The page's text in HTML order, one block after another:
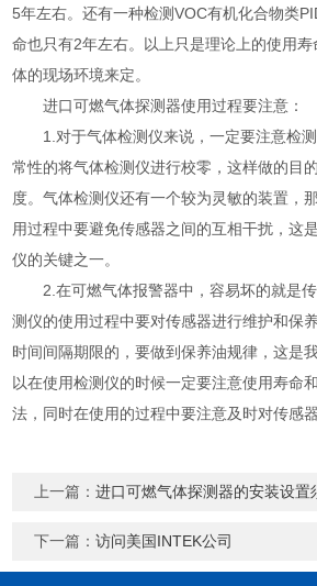
5年左右。还有一种检测VOC有机化合物类
命也只有2年左右。以上只是理论上的使用
体的现场环境来定。
进口可燃气体探测器使用过程要注意：
1.对于气体检测仪来说，一定要注意检测
常性的将气体检测仪进行校零，这样做的目
度。气体检测仪还有一个较为灵敏的装置，
用过程中要避免传感器之间的互相干扰，这
仪的关键之一。
2.在可燃气体报警器中，容易坏的就是传
测仪的使用过程中要对传感器进行维护和保
时间间隔期限的，要做到保养油规律，这是
以在使用检测仪的时候一定要注意使用寿命
法，同时在使用的过程中要注意及时对传感
上一篇：进口可燃气体探测器的安装设置
下一篇：访问美国INTEK公司